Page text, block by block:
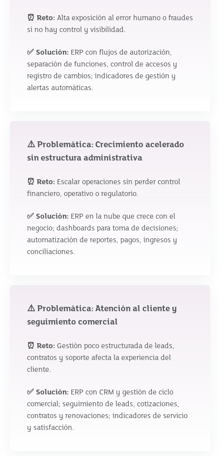
⏰ Reto: Alta exposición al error humano o fraudes
si no hay control y visibilidad.
✅ Solución: ERP con flujos de autorización,
separación de funciones, control de accesos y
registro de cambios; indicadores de gestión y
alertas automáticas.
⚠️ Problemática: Crecimiento acelerado
sin estructura administrativa
⏰ Reto: Escalar operaciones sin perder control
financiero, operativo o regulatorio.
✅ Solución: ERP en la nube que crece con el
negocio; dashboards para toma de decisiones;
automatización de reportes, pagos, ingresos y
conciliaciones.
⚠️ Problemática: Atención al cliente y
seguimiento comercial
⏰ Reto: Gestión poco estructurada de leads,
contratos y soporte afecta la experiencia del
cliente.
✅ Solución: ERP con CRM y gestión de ciclo
comercial; seguimiento de leads, cotizaciones,
contratos y renovaciones; indicadores de servicio
y satisfacción.